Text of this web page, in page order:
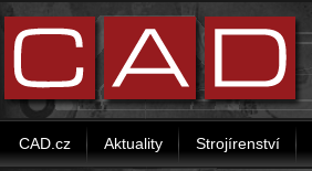
CAD.cz Aktuality Strojírenství